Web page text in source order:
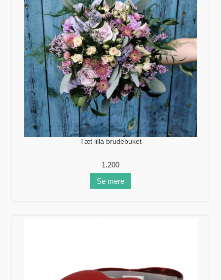
Tæt lilla brudebuket
1.200
Se mere